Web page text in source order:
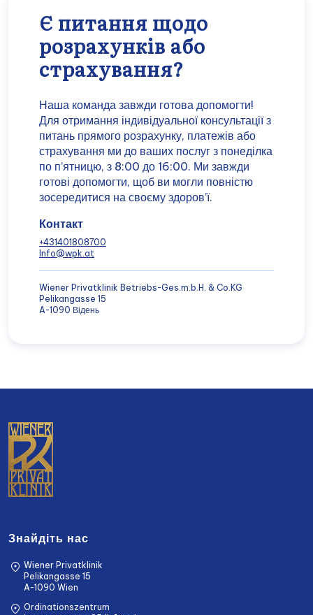
з приватними страховими компаніями з-за
кордону. У багатьох випадках також можливі
прямі розрахунки – ми з радістю прояснимо це
для вас заздалегідь. При наявності договору
про розміщення в багатомісному номері,
звичайно, можлива доплата за одномісний
номер.
Є питання щодо
розрахунків або
страхування?
Наша команда завжди готова допомогти!
Для отримання індивідуальної консультації з
питань прямого розрахунку, платежів або
страхування ми до ваших послуг з понеділка
по п’ятницю, з 8:00 до 16:00. Ми завжди
готові допомогти, щоб ви могли повністю
зосередитися на своєму здоров’ї.
Контакт
+431401808700
Info@wpk.at
Wiener Privatklinik Betriebs-Ges.m.b.H. & Co.KG
Pelikangasse 15
A-1090 Відень
Знайдіть нас
Wiener Privatklinik
Pelikangasse 15
A-1090 Wien
Ordinationszentrum